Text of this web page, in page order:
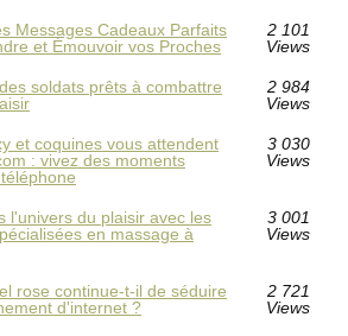
Messages Cadeaux Parfaits
et Émouvoir vos Proches
2 101
Views
soldats prêts à combattre
2 984
Views
et coquines vous attendent
: vivez des moments
3 030
Views
l'univers du plaisir avec les
en massage à
3 001
Views
rose continue-t-il de séduire
d'internet ?
2 721
Views